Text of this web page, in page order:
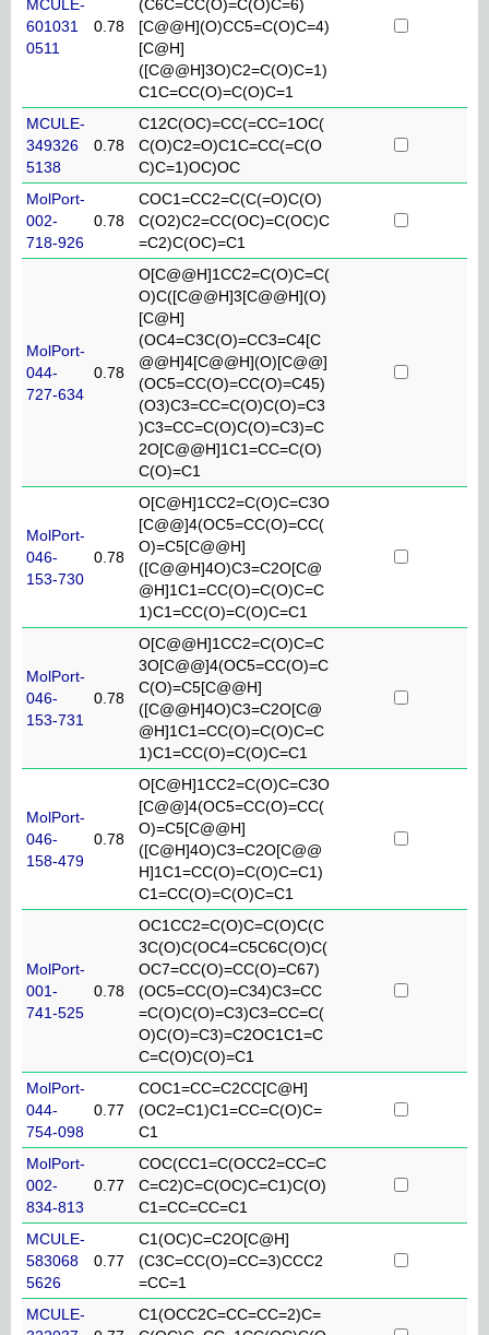
MCULE-
601031
0511
0.78
(C6C=CC(O)=C(O)C=6)
[C@@H](O)CC5=C(O)C=4)
[C@H]
([C@@H]3O)C2=C(O)C=1)
C1C=CC(O)=C(O)C=1
MCULE-
349326
5138
0.78
C12C(OC)=CC(=CC=1OC(
C(O)C2=O)C1C=CC(=C(O
C)C=1)OC)OC
MolPort-
002-
718-926
0.78
COC1=CC2=C(C(=O)C(O)
C(O2)C2=CC(OC)=C(OC)C
=C2)C(OC)=C1
MolPort-
044-
727-634
0.78
O[C@@H]1CC2=C(O)C=C(
O)C([C@@H]3[C@@H](O)
[C@H]
(OC4=C3C(O)=CC3=C4[C
@@H]4[C@@H](O)[C@@]
(OC5=CC(O)=CC(O)=C45)
(O3)C3=CC=C(O)C(O)=C3
)C3=CC=C(O)C(O)=C3)=C
2O[C@@H]1C1=CC=C(O)
C(O)=C1
MolPort-
046-
153-730
0.78
O[C@H]1CC2=C(O)C=C3O
[C@@]4(OC5=CC(O)=CC(
O)=C5[C@@H]
([C@@H]4O)C3=C2O[C@
@H]1C1=CC(O)=C(O)C=C
1)C1=CC(O)=C(O)C=C1
MolPort-
046-
153-731
0.78
O[C@@H]1CC2=C(O)C=C
3O[C@@]4(OC5=CC(O)=C
C(O)=C5[C@@H]
([C@@H]4O)C3=C2O[C@
@H]1C1=CC(O)=C(O)C=C
1)C1=CC(O)=C(O)C=C1
MolPort-
046-
158-479
0.78
O[C@H]1CC2=C(O)C=C3O
[C@@]4(OC5=CC(O)=CC(
O)=C5[C@@H]
([C@H]4O)C3=C2O[C@@
H]1C1=CC(O)=C(O)C=C1)
C1=CC(O)=C(O)C=C1
MolPort-
001-
741-525
0.78
OC1CC2=C(O)C=C(O)C(C
3C(O)C(OC4=C5C6C(O)C(
OC7=CC(O)=CC(O)=C67)
(OC5=CC(O)=C34)C3=CC
=C(O)C(O)=C3)C3=CC=C(
O)C(O)=C3)=C2OC1C1=C
C=C(O)C(O)=C1
MolPort-
044-
754-098
0.77
COC1=CC=C2CC[C@H]
(OC2=C1)C1=CC=C(O)C=
C1
MolPort-
002-
834-813
0.77
COC(CC1=C(OCC2=CC=C
C=C2)C=C(OC)C=C1)C(O)
C1=CC=CC=C1
MCULE-
583068
5626
0.77
C1(OC)C=C2O[C@H]
(C3C=CC(O)=CC=3)CCC2
=CC=1
MCULE-
C1(OCC2C=CC=CC=2)C=